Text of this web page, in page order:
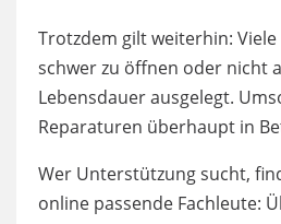
Trotzdem gilt weiterhin:
schwer zu öffnen oder nicht
Lebensdauer ausgelegt.
Reparaturen überhaupt in
Wer Unterstützung sucht,
online passende Fachleute: